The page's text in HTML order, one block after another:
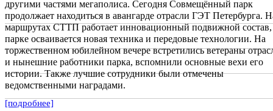
другими частями мегаполиса. Сегодня Совмещённый парк
продолжает находиться в авангарде отрасли ГЭТ Петербурга.
маршрутах СТТП работает инновационный подвижной
парке осваивается новая техника и передовые технологии. На
торжественном юбилейном вечере встретились ветераны
и нынешние работники парка, вспомнили основные вехи его
истории. Также лучшие сотрудники были отмечены
ведомственными наградами.
[подробнее]